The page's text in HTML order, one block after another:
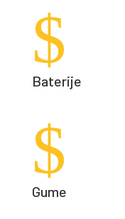
$
Baterije
$
Gume